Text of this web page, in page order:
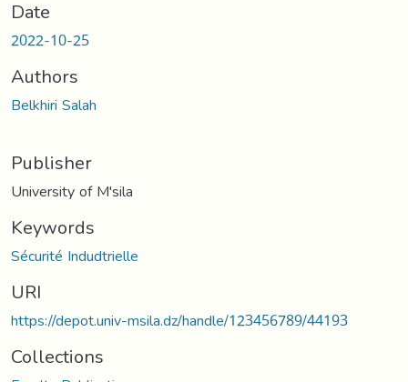
Date
2022-10-25
Authors
Belkhiri Salah
Publisher
University of M'sila
Keywords
Sécurité Indudtrielle
URI
https://depot.univ-msila.dz/handle/123456789/44193
Collections